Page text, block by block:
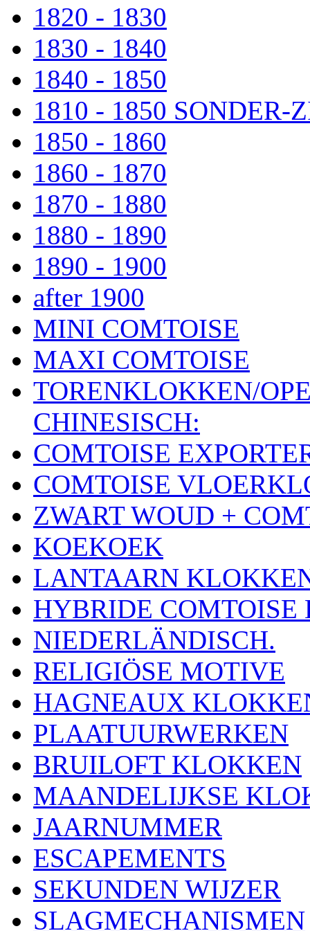
1820 - 1830
1830 - 1840
1840 - 1850
1810 - 1850 SONDER-
1850 - 1860
1860 - 1870
1870 - 1880
1880 - 1890
1890 - 1900
after 1900
MINI COMTOISE
MAXI COMTOISE
TORENKLOKKEN/
CHINESISCH:
COMTOISE
COMTOISE
ZWART WOUD +
KOEKOEK
LANTAARN
HYBRIDE
NIEDERLÄNDISCH.
RELIGIÖSE MOTIVE
HAGNEAUX
PLAATUURWERKEN
BRUILOFT KLOKKEN
MAANDELIJKSE
JAARNUMMER
ESCAPEMENTS
SEKUNDEN WIJZER
SLAGMECHANISMEN